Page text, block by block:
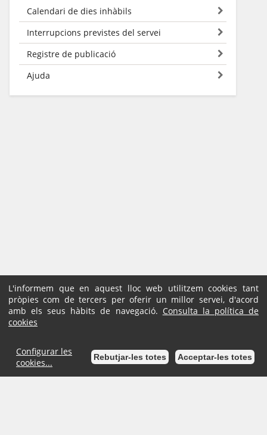
Calendari de dies inhàbils
Interrupcions previstes del servei
Registre de publicació
Ajuda
L'informem que en aquest lloc web utilitzem cookies tant
pròpies com de tercers per oferir un millor servei, d'acord
amb els seus hàbits de navegació. Consulta la política de
cookies
Configurar les
cookies...
Rebutjar-les totes Acceptar-les totes